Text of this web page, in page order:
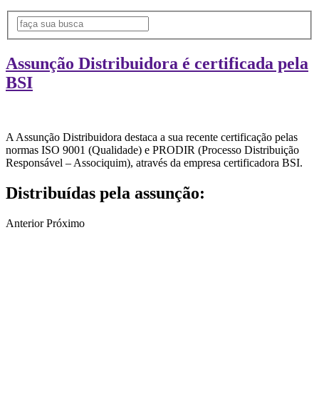
Assunção Distribuidora é certificada pela
BSI
A Assunção Distribuidora destaca a sua recente certificação pelas
normas ISO 9001 (Qualidade) e PRODIR (Processo Distribuição
Responsável – Associquim), através da empresa certificadora BSI.
Distribuídas pela assunção:
Anterior Próximo